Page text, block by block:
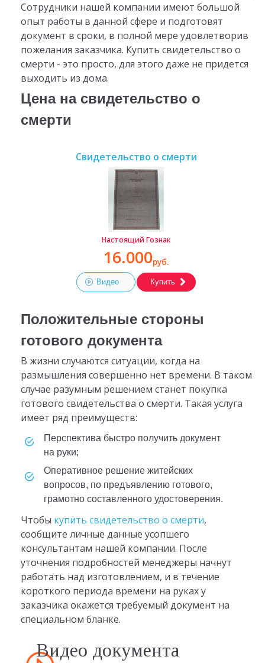
Сотрудники нашей компании имеют большой
опыт работы в данной сфере и подготовят
документ в сроки, в полной мере удовлетворив
пожелания заказчика. Купить свидетельство о
смерти - это просто, для этого даже не придется
выходить из дома.
Цена на свидетельство о
смерти
Свидетельство о смерти
Настоящий Гознак
16.000руб.
Видео Купить
Положительные стороны
готового документа
В жизни случаются ситуации, когда на
размышления совершенно нет времени. В таком
случае разумным решением станет покупка
готового свидетельства о смерти. Такая услуга
имеет ряд преимуществ:
перспектива быстро получить документ
на руки;
оперативное решение житейских
вопросов, по предъявлению готового,
грамотно составленного удостоверения.
Чтобы купить свидетельство о смерти,
сообщите личные данные усопшего
консультантам нашей компании. После
уточнения подробностей менеджеры начнут
работать над изготовлением, и в течение
короткого периода времени на руках у
заказчика окажется требуемый документ на
специальном бланке.
Видео документа